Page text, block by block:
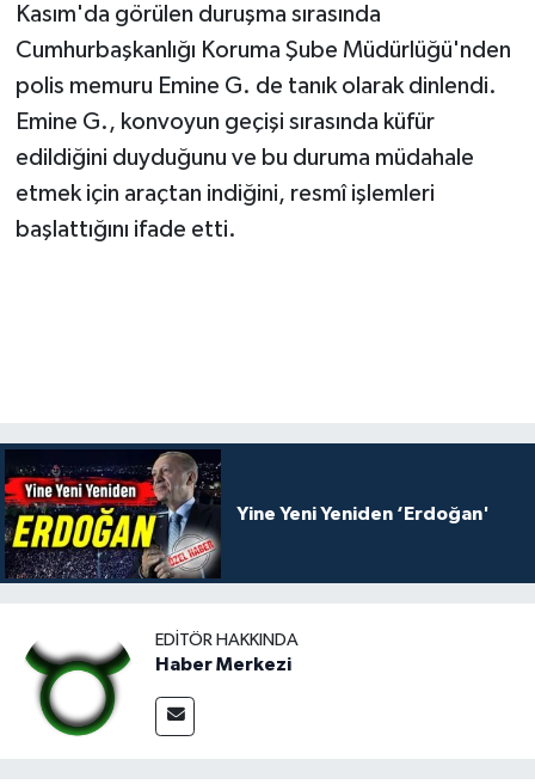
Kasım'da görülen duruşma sırasında
Cumhurbaşkanlığı Koruma Şube Müdürlüğü'nden
polis memuru Emine G. de tanık olarak dinlendi.
Emine G., konvoyun geçişi sırasında küfür
edildiğini duyduğunu ve bu duruma müdahale
etmek için araçtan indiğini, resmî işlemleri
başlattığını ifade etti.
Yine Yeni Yeniden ‘Erdoğan'
EDITÖR HAKKINDA
Haber Merkezi